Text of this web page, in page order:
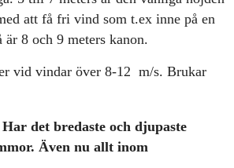
att få fri vind som t.ex inne på en
är 8 och 9 meters kanon.
vid vindar över 8-12 m/s. Brukar
det bredaste och djupaste
Även nu allt inom